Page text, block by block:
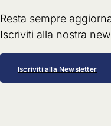
Resta sempre
Iscriviti alla nostra
Iscriviti alla Newsletter